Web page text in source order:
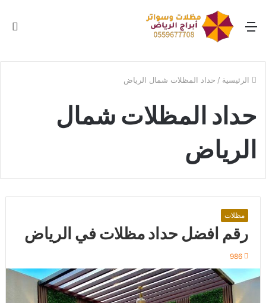
القائمة
الرئيسية / حداد المظلات شمال الرياض
حداد المظلات شمال
الرياض
مظلات
رقم افضل حداد مظلات في الرياض
986